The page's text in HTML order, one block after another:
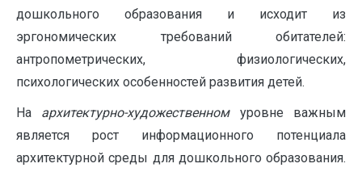
дошкольного образования и исходит из
эргономических требований обитателей:
антропометрических, физиологических,
психологических особенностей развития детей.
На архитектурно-художественномуровне важным
является рост информационного потенциала
архитектурной среды для дошкольного образования.